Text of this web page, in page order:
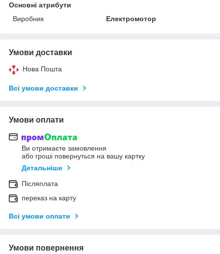
Основні атрибути
Виробник
Електромотор
Умови доставки
Нова Пошта
Всі умови доставки
Умови оплати
Ви отримаєте замовлення
або гроші повернуться на вашу картку
Детальніше
Післяплата
переказ на карту
Всі умови оплати
Умови повернення